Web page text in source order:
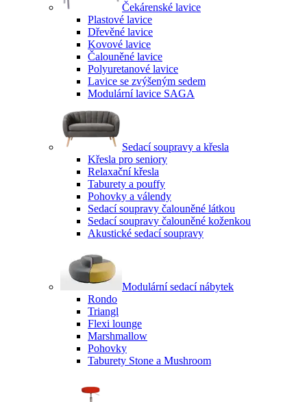
Čekárenské lavice
Plastové lavice
Dřevěné lavice
Kovové lavice
Čalouněné lavice
Polyuretanové lavice
Lavice se zvýšeným sedem
Modulární lavice SAGA
Sedací soupravy a křesla
Křesla pro seniory
Relaxační křesla
Taburety a pouffy
Pohovky a válendy
Sedací soupravy čalouněné látkou
Sedací soupravy čalouněné koženkou
Akustické sedací soupravy
Modulární sedací nábytek
Rondo
Triangl
Flexi lounge
Marshmallow
Pohovky
Taburety Stone a Mushroom